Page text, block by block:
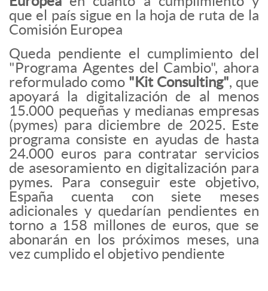
que el país sigue en la hoja de ruta de la
Comisión Europea
Queda pendiente el cumplimiento del
"Programa Agentes del Cambio", ahora
reformulado como "Kit Consulting", que
apoyará la digitalización de al menos
15.000 pequeñas y medianas empresas
(pymes) para diciembre de 2025. Este
programa consiste en ayudas de hasta
24.000 euros para contratar servicios
de asesoramiento en digitalización para
pymes. Para conseguir este objetivo,
España cuenta con siete meses
adicionales y quedarían pendientes en
torno a 158 millones de euros, que se
abonarán en los próximos meses, una
vez cumplido el objetivo pendiente